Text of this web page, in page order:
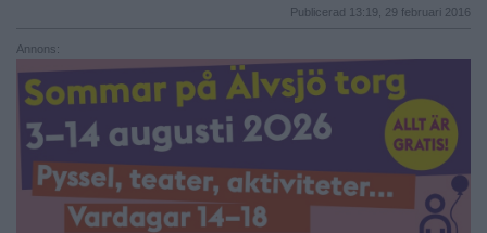
Publicerad 13:19, 29 februari 2016
Annons: